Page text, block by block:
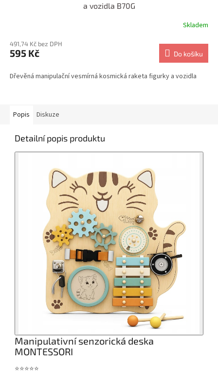
a vozidla B70G
Skladem
491,74 Kč bez DPH
595 Kč Do košíku
Dřevěná manipulační vesmírná kosmická raketa figurky a vozidla
Popis Diskuze
Detailní popis produktu
Manipulativní senzorická deska
MONTESSORI
⭐⭐⭐⭐⭐